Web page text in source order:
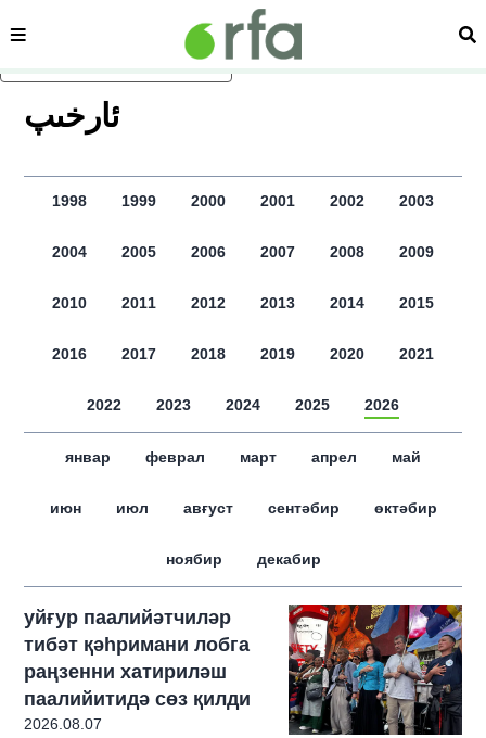
асаслиқ мәзмунға атлаң
сәһипә
ﺋﺎﺭﺧﯩﭗ
1998 1999 2000 2001 2002 2003
2004 2005 2006 2007 2008 2009
2010 2011 2012 2013 2014 2015
2016 2017 2018 2019 2020 2021
2022 2023 2024 2025 2026
январ феврал март апрел май
июн июл авғуст сентәбир өктәбир
ноябир декабир
уйғур паалийәтчиләр
тибәт қәһримани лобга
раңзенни хатириләш
паалийитидә сөз қилди
2026.08.07